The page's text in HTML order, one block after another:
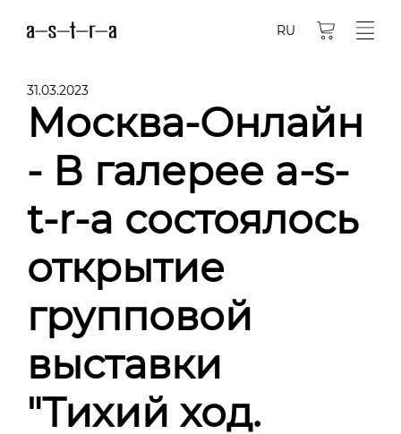
RU
31.03.2023
Москва-Онлайн
- В галерее a-s-
t-r-a состоялось
открытие
групповой
выставки
"Тихий ход.